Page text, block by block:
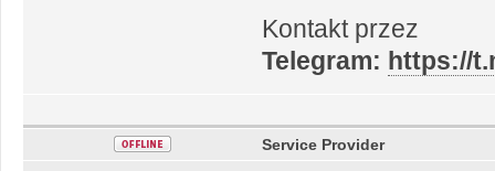
Kontakt przez
Telegram: https://
Service Provider